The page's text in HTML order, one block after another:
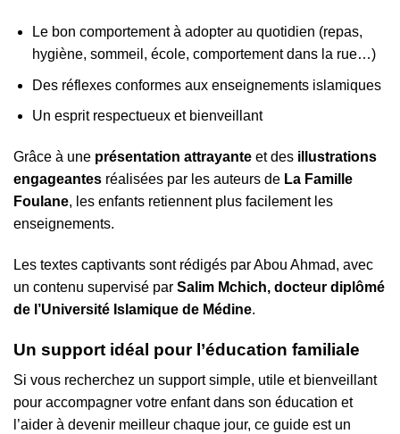
Le bon comportement à adopter au quotidien (repas,
hygiène, sommeil, école, comportement dans la rue…)
Des réflexes conformes aux enseignements islamiques
Un esprit respectueux et bienveillant
Grâce à une présentation attrayante et des illustrations
engageantes réalisées par les auteurs de La Famille
Foulane, les enfants retiennent plus facilement les
enseignements.
Les textes captivants sont rédigés par Abou Ahmad, avec
un contenu supervisé par Salim Mchich, docteur diplômé
de l’Université Islamique de Médine.
Un support idéal pour l’éducation familiale
Si vous recherchez un support simple, utile et bienveillant
pour accompagner votre enfant dans son éducation et
l’aider à devenir meilleur chaque jour, ce guide est un